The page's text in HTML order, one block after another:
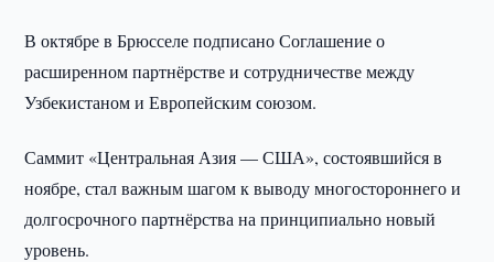
В октябре в Брюсселе подписано Соглашение о
расширенном партнёрстве и сотрудничестве между
Узбекистаном и Европейским союзом.
Саммит «Центральная Азия — США», состоявшийся в
ноябре, стал важным шагом к выводу многостороннего и
долгосрочного партнёрства на принципиально новый
уровень.